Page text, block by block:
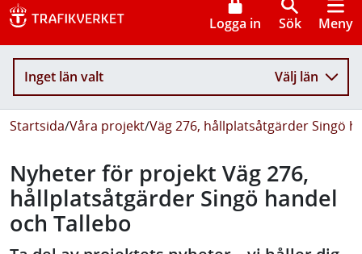
Logga in Sök Meny
Inget län valt Välj län
Startsida/Våra projekt/Väg 276, hållplatsåtgärder Singö
Nyheter för projekt Väg 276,
hållplatsåtgärder Singö handel
och Tallebo